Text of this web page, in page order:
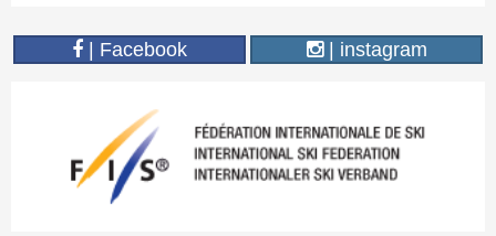
| Facebook | instagram